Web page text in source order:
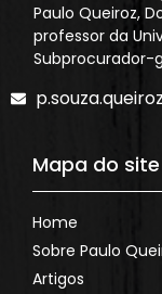
Paulo Queiroz,
professor da
Subprocurador-
Mapa do site
Home
Sobre Paulo
Artigos